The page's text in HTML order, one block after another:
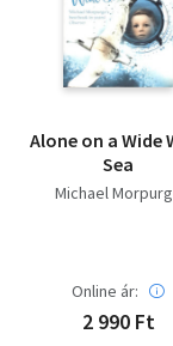
Alone on a Wide
Sea
Michael
Online ár:
2 990 Ft